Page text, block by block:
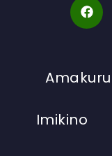
Amakuru
Imikino